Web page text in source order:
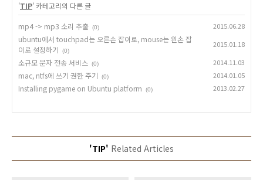
'TIP' 카테고리의 다른 글
mp4 -> mp3 소리 추출 (0) 2015.06.28
ubuntu에서 touchpad는 오른손 잡이로, mouse는 왼손 잡
이로 설정하기
(0)
2015.01.18
소규모 문자 전송 서비스 (0) 2014.11.03
mac, ntfs에 쓰기 권한 주기 (0) 2014.01.05
Installing pygame on Ubuntu platform (0) 2013.02.27
'TIP' Related Articles